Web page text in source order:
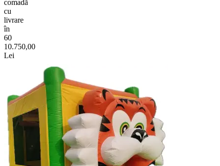
comadã
cu
livrare
în
60
10.750,00
Lei